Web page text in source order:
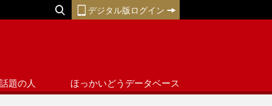
デジタル版ログイン
話題の人 ほっかいどうデータベース